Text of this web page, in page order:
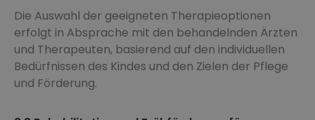
Die Auswahl der geeigneten Therapieoptionen
erfolgt in Absprache mit den behandelnden Ärzten
und Therapeuten, basierend auf den individuellen
Bedürfnissen des Kindes und den Zielen der Pflege
und Förderung.